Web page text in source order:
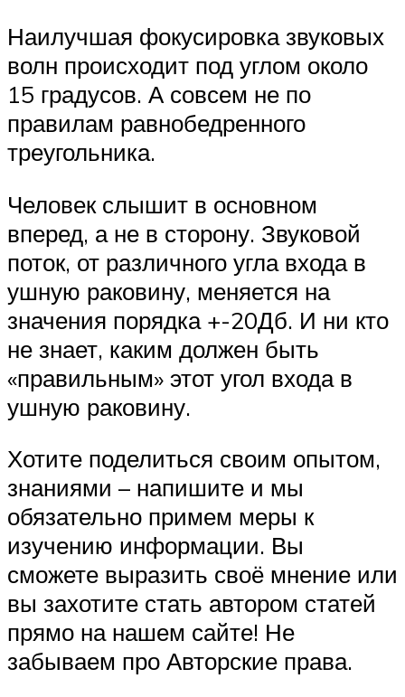
Наилучшая фокусировка звуковых
волн происходит под углом около
15 градусов. А совсем не по
правилам равнобедренного
треугольника.
Человек слышит в основном
вперед, а не в сторону. Звуковой
поток, от различного угла входа в
ушную раковину, меняется на
значения порядка +-20Дб. И ни кто
не знает, каким должен быть
«правильным» этот угол входа в
ушную раковину.
Хотите поделиться своим опытом,
знаниями – напишите и мы
обязательно примем меры к
изучению информации. Вы
сможете выразить своё мнение или
вы захотите стать автором статей
прямо на нашем сайте! Не
забываем про Авторские права.